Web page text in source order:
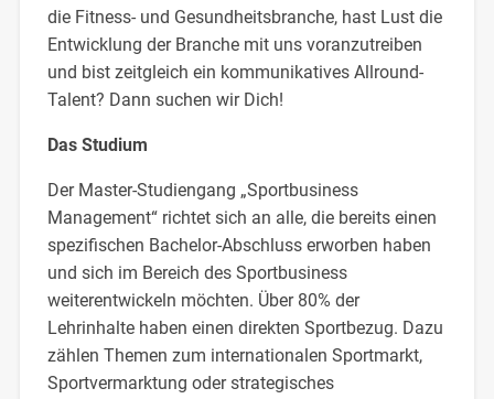
die Fitness- und Gesundheitsbranche, hast Lust die
Entwicklung der Branche mit uns voranzutreiben
und bist zeitgleich ein kommunikatives Allround-
Talent? Dann suchen wir Dich!
Das Studium
Der Master-Studiengang „Sportbusiness
Management“ richtet sich an alle, die bereits einen
spezifischen Bachelor-Abschluss erworben haben
und sich im Bereich des Sportbusiness
weiterentwickeln möchten. Über 80% der
Lehrinhalte haben einen direkten Sportbezug. Dazu
zählen Themen zum internationalen Sportmarkt,
Sportvermarktung oder strategisches